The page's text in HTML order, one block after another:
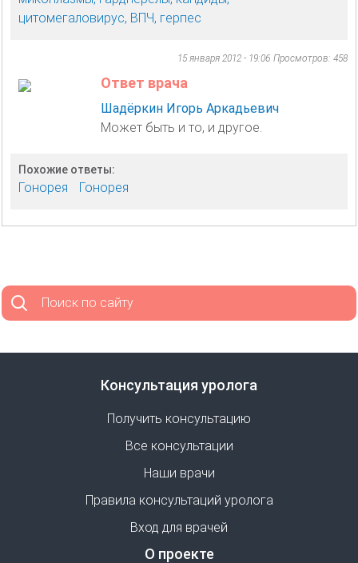
цитомегаловирус, ВПЧ, герпес
15 января 2012 - 19:06 Просмотров: 458
Ответ врача
Шадёркин Игорь Аркадьевич
Может быть и то, и другое.
Похожие ответы:
Гонорея Гонорея
Поиск по сайту
Консультация уролога
Получить консультацию
Все консультации
Наши врачи
Правила консультаций уролога
Вход для врачей
О проекте